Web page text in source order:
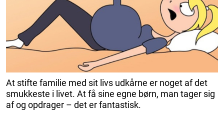
At stifte familie med sit livs udkårne er noget af det
smukkeste i livet. At få sine egne børn, man tager sig
af og opdrager – det er fantastisk.